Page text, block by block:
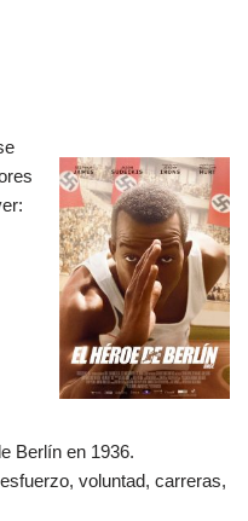
Berlín en 1936.
voluntad, carreras,